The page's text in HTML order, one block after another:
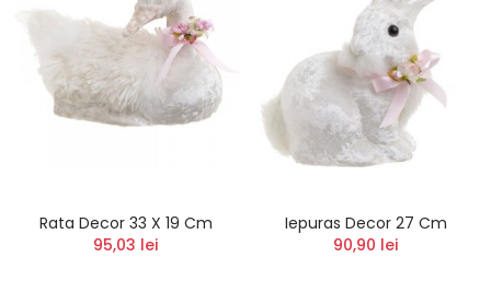
Rata Decor 33 X 19 Cm
95,03 lei
Iepuras Decor 27 Cm
90,90 lei